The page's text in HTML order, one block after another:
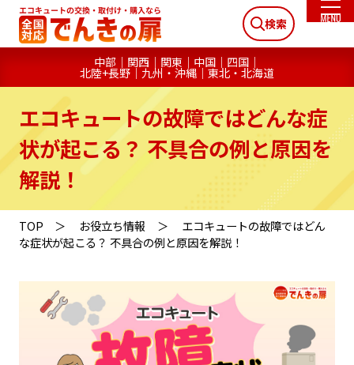
検索
中部 関西 関東 中国 四国
北陸+長野 九州・沖縄 東北・北海道
エコキュートの故障ではどんな症
状が起こる？ 不具合の例と原因を
解説！
TOP お役立ち情報
エコキュートの故障ではどん
な症状が起こる？ 不具合の例と原因を解説！